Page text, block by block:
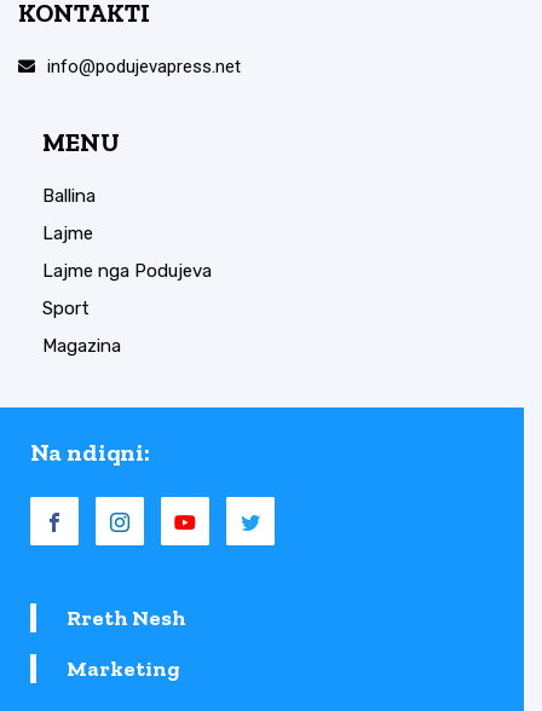
KONTAKTI
info@podujevapress.net
MENU
Ballina
Lajme
Lajme nga Podujeva
Sport
Magazina
Na ndiqni:
Rreth Nesh
Marketing